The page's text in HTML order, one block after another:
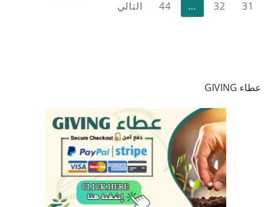
31
32
…
44 التالي
عطاء GIVING